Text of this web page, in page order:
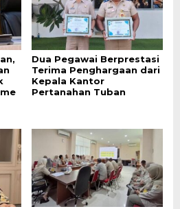
Dua Pegawai Berprestasi
Terima Penghargaan dari
Kepala Kantor
Pertanahan Tuban